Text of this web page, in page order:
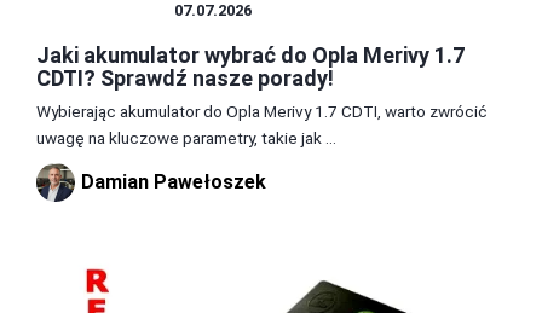
07.07.2026
Jaki akumulator wybrać do Opla Merivy 1.7
CDTI? Sprawdź nasze porady!
Wybierając akumulator do Opla Merivy 1.7 CDTI, warto zwrócić
uwagę na kluczowe parametry, takie jak ...
Damian Pawełoszek